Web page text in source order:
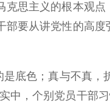
思主义的根本观点
部要从讲党性的高
色；真与不真，
中，个别党员干部